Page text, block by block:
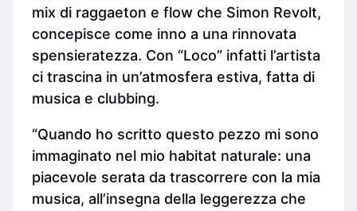
mix di raggaeton e flow che Simon Revolt,
concepisce come inno a una rinnovata
spensieratezza. Con “Loco” infatti l’artista
ci trascina in un’atmosfera estiva, fatta di
musica e clubbing.
“Quando ho scritto questo pezzo mi sono
immaginato nel mio habitat naturale: una
piacevole serata da trascorrere con la mia
musica, all’insegna della leggerezza che